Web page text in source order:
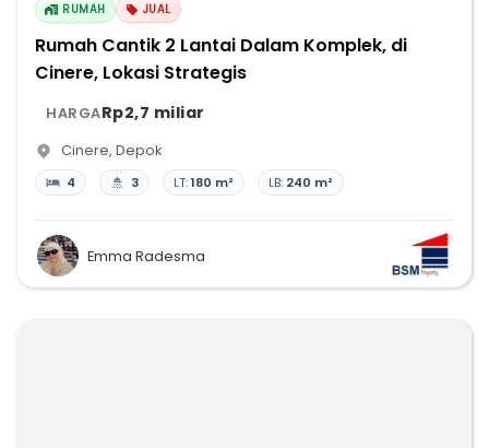
RUMAH JUAL
Rumah Cantik 2 Lantai Dalam Komplek, di
Cinere, Lokasi Strategis
HARGARp2,7 miliar
Cinere, Depok
4 3 LT:180 m² LB: 240 m²
Emma Radesma